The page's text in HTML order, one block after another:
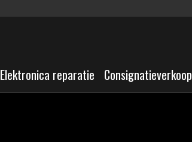
Elektronica reparatie Consignatieverkoop